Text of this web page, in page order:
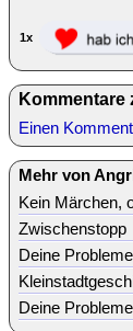
1x
Einen
Mehr von
Kein Märchen,
Zwischenstopp
Deine
Deine